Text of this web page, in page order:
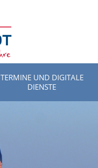
TERMINE UND DIGITALE
DIENSTE